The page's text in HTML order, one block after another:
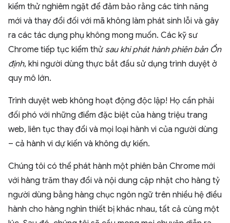
kiểm thử nghiêm ngặt để đảm bảo rằng các tính năng
mới và thay đổi đối với mã không làm phát sinh lỗi và gây
ra các tác dụng phụ không mong muốn. Các kỹ sư
Chrome tiếp tục kiểm thử sau khi phát hành phiên bản Ổn
định, khi người dùng thực bắt đầu sử dụng trình duyệt ở
quy mô lớn.
Trình duyệt web không hoạt động độc lập! Họ cần phải
đối phó với những điểm đặc biệt của hàng triệu trang
web, liên tục thay đổi và mọi loại hành vi của người dùng
– cả hành vi dự kiến và không dự kiến.
Chúng tôi có thể phát hành một phiên bản Chrome mới
với hàng trăm thay đổi và nội dung cập nhật cho hàng tỷ
người dùng bằng hàng chục ngôn ngữ trên nhiều hệ điều
hành cho hàng nghìn thiết bị khác nhau, tất cả cùng một